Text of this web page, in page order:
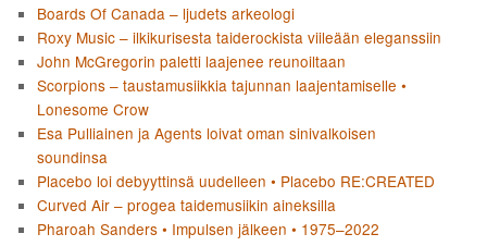
Boards Of Canada – ljudets arkeologi
Roxy Music – ilkikurisesta taiderockista viileään eleganssiin
John McGregorin paletti laajenee reunoiltaan
Scorpions – taustamusiikkia tajunnan laajentamiselle •
Lonesome Crow
Esa Pulliainen ja Agents loivat oman sinivalkoisen
soundinsa
Placebo loi debyyttinsä uudelleen • Placebo RE:CREATED
Curved Air – progea taidemusiikin aineksilla
Pharoah Sanders • Impulsen jälkeen • 1975–2022